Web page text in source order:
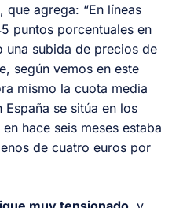
agrega: “En líneas
puntos porcentuales en
una subida de precios de
según vemos en este
mismo la cuota media
se sitúa en los
hace seis meses estaba
de cuatro euros por